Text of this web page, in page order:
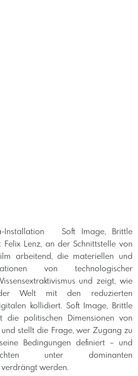
Installation Soft Image, Brittle
Lenz, an der Schnittstelle von
arbeitend, die materiellen und
von technologischer
und zeigt, wie
Welt mit den reduzierten
kollidiert. Soft Image, Brittle
politischen Dimensionen von
stellt die Frage, wer Zugang zu
Bedingungen definiert – und
unter dominanten
werden.